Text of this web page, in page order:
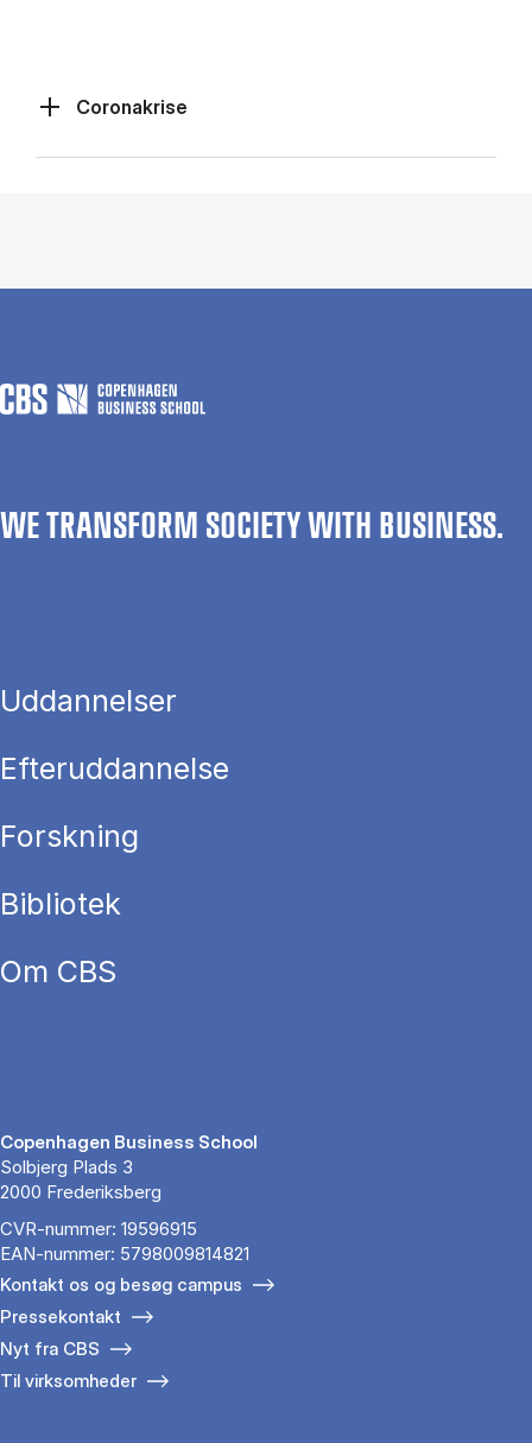
Coronakrise
WE TRANSFORM SOCIETY WITH BUSINESS.
Uddannelser
Efteruddannelse
Forskning
Bibliotek
Om CBS
Copenhagen Business School
Solbjerg Plads 3
2000 Frederiksberg
CVR-nummer: 19596915
EAN-nummer: 5798009814821
Kontakt os og besøg campus
Pressekontakt
Nyt fra CBS
Til virksomheder